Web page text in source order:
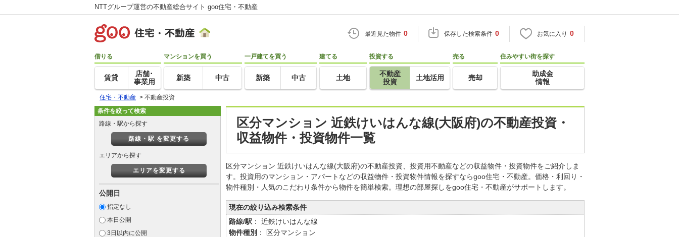
NTTグループ運営の不動産総合サイト goo住宅・不動産
最近見た物件 0 保存した検索条件 0 お気に入り 0
借りる
賃貸
店舗･
事業用
マンションを買う
新築 中古
一戸建てを買う
新築 中古
建てる
土地
投資する
不動産
投資
土地活用
売る
売却
住みやすい街を探す
助成金
情報
住宅・不動産 > 不動産投資
区分マンション 近鉄けいはんな線(大阪府)の不動産投資・
収益物件・投資物件一覧
区分マンション 近鉄けいはんな線(大阪府)の不動産投資、投資用不動産などの収益物件・投資物件をご紹介しま
す。投資用のマンション・アパートなどの収益物件・投資物件情報を探すならgoo住宅・不動産。価格・利回り・
物件種別・人気のこだわり条件から物件を簡単検索。理想の部屋探しをgoo住宅・不動産がサポートします。
現在の絞り込み検索条件
路線/駅 ： 近鉄けいはんな線
物件種別 ： 区分マンション
条件を絞って検索
路線・駅から探す
路線・駅 を変更する
エリアから探す
エリアを変更する
公開日
指定なし
本日公開
3日以内に公開